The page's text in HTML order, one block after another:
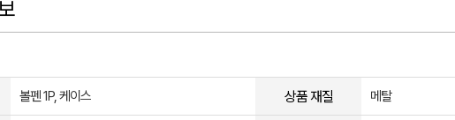
볼펜 1P, 케이스 상품 재질 메탈